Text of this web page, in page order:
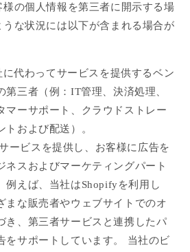
の個人情報を第三者に開示する場
な状況には以下が含まれる場合が
代わってサービスを提供するベン
第三者（例：IT管理、決済処理、
マーサポート、クラウドストレー
トおよび配送）。
ービスを提供し、お客様に広告を
ネスおよびマーケティングパート
例えば、当社はShopifyを利用し
まな販売者やウェブサイトでのオ
き、第三者サービスと連携したパ
をサポートしています。 当社のビ